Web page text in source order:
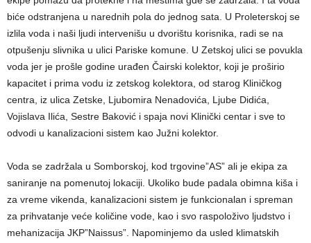
biće odstranjena u narednih pola do jednog sata. U Proleterskoj se
izlila voda i naši ljudi intervenišu u dvorištu korisnika, radi se na
otpušenju slivnika u ulici Pariske komune. U Zetskoj ulici se povukla
voda jer je prošle godine urađen Čairski kolektor, koji je proširio
kapacitet i prima vodu iz zetskog kolektora, od starog Kliničkog
centra, iz ulica Zetske, Ljubomira Nenadovića, Ljube Didića,
Vojislava Ilića, Sestre Baković i spaja novi Klinički centar i sve to
odvodi u kanalizacioni sistem kao Južni kolektor.
Voda se zadržala u Somborskoj, kod trgovine”AS” ali je ekipa za
saniranje na pomenutoj lokaciji. Ukoliko bude padala obimna kiša i
za vreme vikenda, kanalizacioni sistem je funkcionalan i spreman
za prihvatanje veće količine vode, kao i svo raspoloživo ljudstvo i
mehanizacija JKP”Naissus”. Napominjemo da usled klimatskih